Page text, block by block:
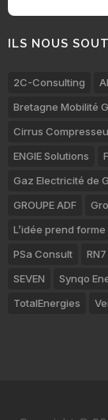
ILS NOUS
2C-Consulting
Bretagne Mobilité
Cirrus
ENGIE Solutions
Gaz Electricité de
GROUPE ADF
L’idée prend forme
PSa Consult
RN7
SEVEN
Synqo
TotalEnergies